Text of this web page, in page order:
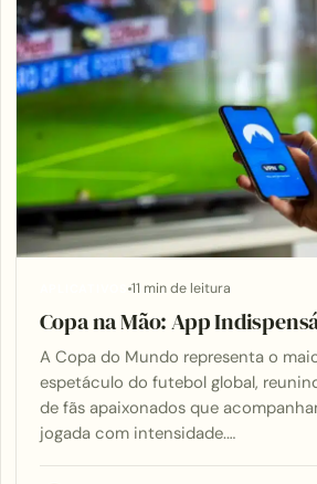
11 min de leitura
Copa na Mão: App
A Copa do Mundo representa o
espetáculo do futebol global,
de fãs apaixonados que
jogada com intensidade.…